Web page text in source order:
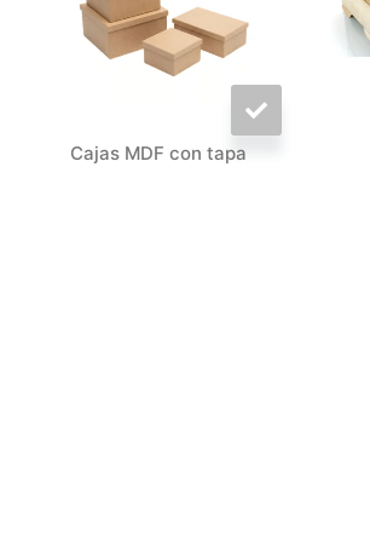
Cajas MDF con tapa